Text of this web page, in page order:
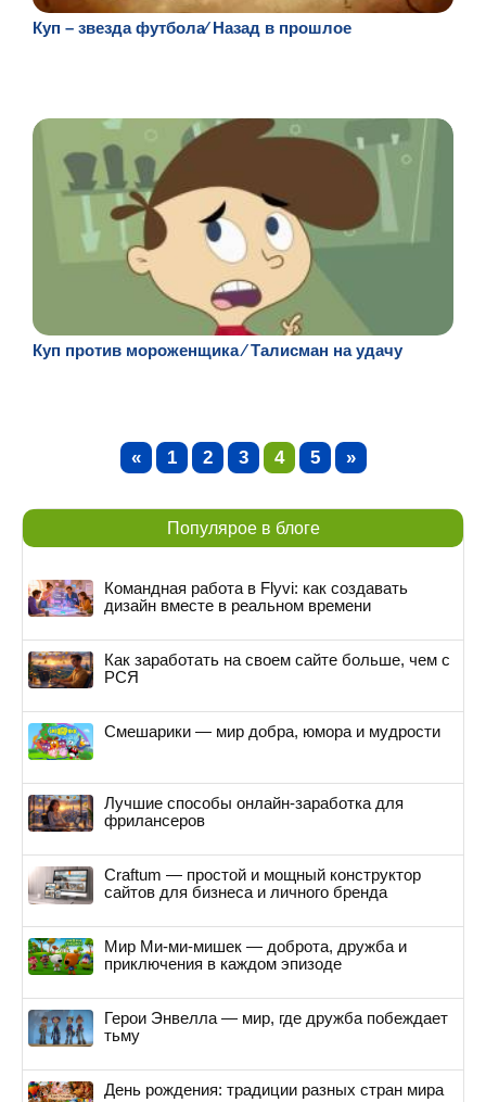
Куп – звезда футбола⁄ Назад в прошлое
Куп против мороженщика ⁄ Талисман на удачу
« 1 2 3 4 5 »
Популярое в блоге
Командная работа в Flyvi: как создавать
дизайн вместе в реальном времени
Как заработать на своем сайте больше, чем с
РСЯ
Смешарики — мир добра, юмора и мудрости
Лучшие способы онлайн-заработка для
фрилансеров
Craftum — простой и мощный конструктор
сайтов для бизнеса и личного бренда
Мир Ми-ми-мишек — доброта, дружба и
приключения в каждом эпизоде
Герои Энвелла — мир, где дружба побеждает
тьму
День рождения: традиции разных стран мира